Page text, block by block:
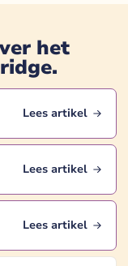
het
.
Lees artikel
Lees artikel
Lees artikel